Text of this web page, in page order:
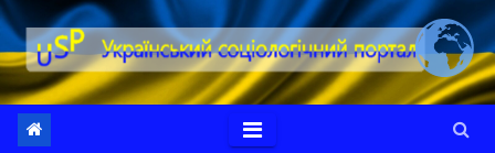
Перейти
до
вмісту